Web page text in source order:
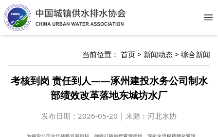
当前位置： 首页 > 新闻动态 > 综合新闻
考核到岗 责任到人——涿州建投水务公司制水
部绩效改革落地东城坊水厂
发布日期： 2026-05-20 | 来源：河北水协